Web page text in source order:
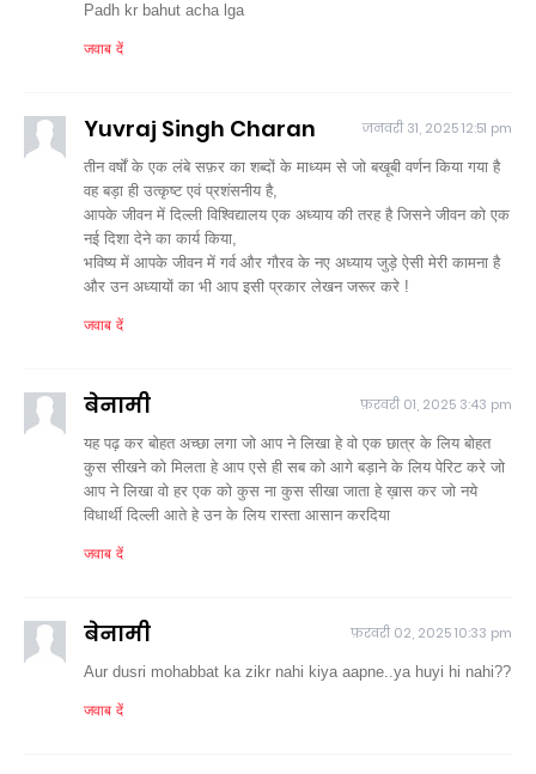
Padh kr bahut acha lga
जवाब दें
Yuvraj Singh Charan जनवरी 31, 2025 12:51 pm
तीन वर्षों के एक लंबे सफ़र का शब्दों के माध्यम से जो बखूबी वर्णन किया गया है
वह बड़ा ही उत्कृष्ट एवं प्रशंसनीय है,
आपके जीवन में दिल्ली विश्विद्यालय एक अध्याय की तरह है जिसने जीवन को एक
नई दिशा देने का कार्य किया,
भविष्य में आपके जीवन में गर्व और गौरव के नए अध्याय जुड़े ऐसी मेरी कामना है
और उन अध्यायों का भी आप इसी प्रकार लेखन जरूर करे !
जवाब दें
बेनामी फ़रवरी 01, 2025 3:43 pm
यह पढ़ कर बोहत अच्छा लगा जो आप ने लिखा हे वो एक छात्र के लिय बोहत
कुस सीखने को मिलता हे आप एसे ही सब को आगे बड़ाने के लिय पेरिट करे जो
आप ने लिखा वो हर एक को कुस ना कुस सीखा जाता हे ख़ास कर जो नये
विधार्थी दिल्ली आते हे उन के लिय रास्ता आसान करदिया
जवाब दें
बेनामी फ़रवरी 02, 2025 10:33 pm
Aur dusri mohabbat ka zikr nahi kiya aapne..ya huyi hi nahi??
जवाब दें